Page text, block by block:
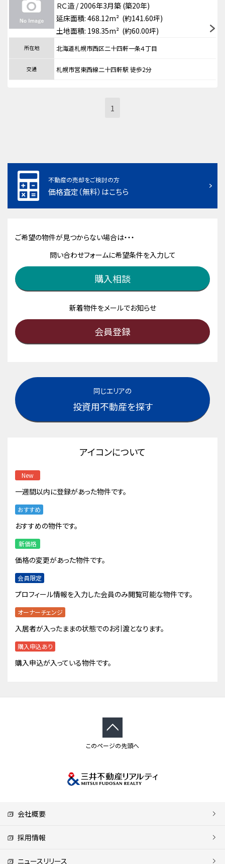
ＲＣ造 / 2006年3月築 (築20年)
延床面積: 468.12m² (約141.60坪)
土地面積: 198.35m² (約60.00坪)
所在地 北海道札幌市西区二十四軒一条４丁目
交通 札幌市営東西線二十四軒駅 徒歩2分
1
不動産の売却をご検討の方
価格査定（無料）はこちら
ご希望の物件が見つからない場合は・・・
問い合わせフォームに希望条件を入力して
購入相談
新着物件をメールでお知らせ
会員登録
同じエリアの
投資用不動産を探す
アイコンについて
New
一週間以内に登録があった物件です。
おすすめ
おすすめの物件です。
新価格
価格の変更があった物件です。
会員限定
プロフィール情報を入力した会員のみ閲覧可能な物件です。
オーナーチェンジ
入居者が入ったままの状態でのお引渡となります。
購入申込あり
購入申込が入っている物件です。
このページの先頭へ
会社概要
採用情報
ニュースリリース